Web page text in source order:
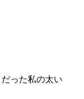
った私の太い